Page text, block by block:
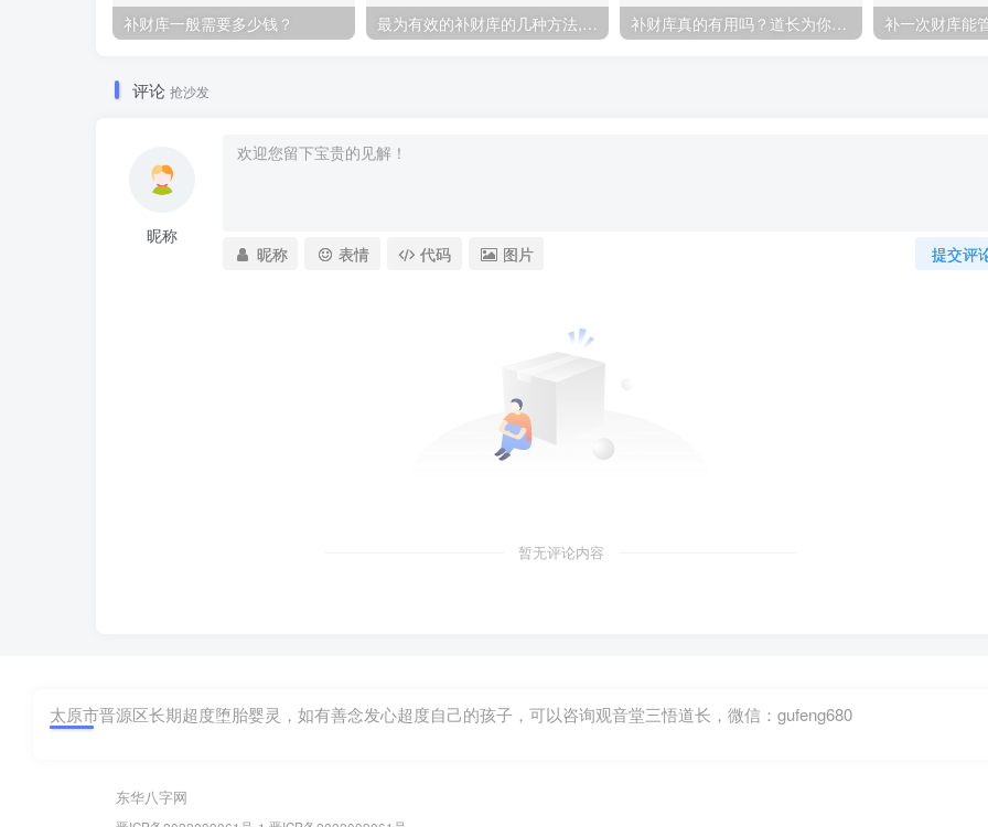
补财库一般需要多少钱？ 最为有效的补财库的几种方法,财运不好的人赶紧来看 补财库真的有用吗？道长为你详解道家补财库 补一次财库能
评论 抢沙发
昵称
提交评
昵称 表情 代码 图片
暂无评论内容
太原市晋源区长期超度堕胎婴灵，如有善念发心超度自己的孩子，可以咨询观音堂三悟道长，微信：gufeng680
东华八字网